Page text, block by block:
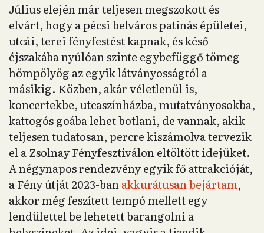
Július elején már teljesen megszokott és
elvárt, hogy a pécsi belváros patinás épületei,
utcái, terei fényfestést kapnak, és késő
éjszakába nyúlóan szinte egybefüggő tömeg
hömpölyög az egyik látványosságtól a
másikig. Közben, akár véletlenül is,
koncertekbe, utcaszínházba, mutatványosokba,
kattogós goába lehet botlani, de vannak, akik
teljesen tudatosan, percre kiszámolva tervezik
el a Zsolnay Fényfesztiválon eltöltött idejüket.
A négynapos rendezvény egyik fő attrakcióját,
a Fény útját 2023-banakkurátusan bejártam,
akkor még feszített tempó mellett egy
lendülettel be lehetett barangolni a